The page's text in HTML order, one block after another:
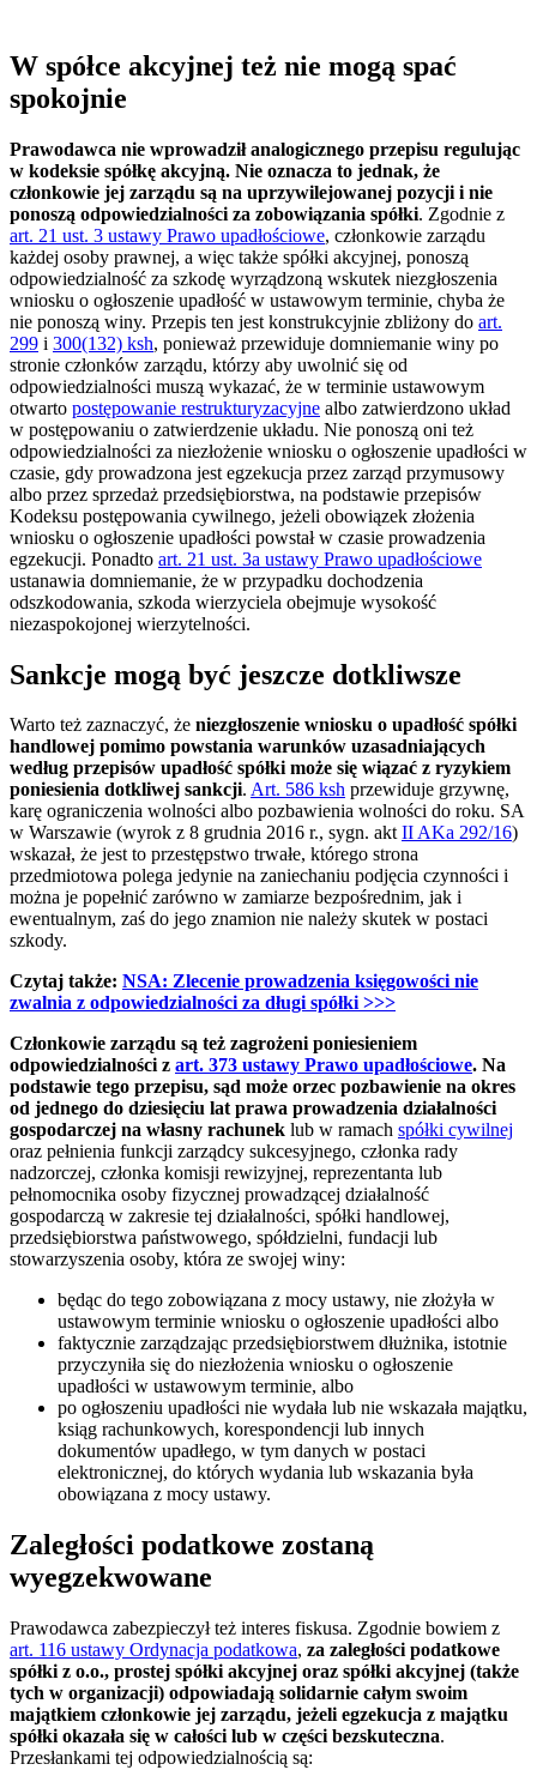
W spółce akcyjnej też nie mogą spać
spokojnie
Prawodawca nie wprowadził analogicznego przepisu regulując
w kodeksie spółkę akcyjną. Nie oznacza to jednak, że
członkowie jej zarządu są na uprzywilejowanej pozycji i nie
ponoszą odpowiedzialności za zobowiązania spółki. Zgodnie z
art. 21 ust. 3 ustawy Prawo upadłościowe, członkowie zarządu
każdej osoby prawnej, a więc także spółki akcyjnej, ponoszą
odpowiedzialność za szkodę wyrządzoną wskutek niezgłoszenia
wniosku o ogłoszenie upadłość w ustawowym terminie, chyba że
nie ponoszą winy. Przepis ten jest konstrukcyjnie zbliżony do art.
299 i 300(132) ksh, ponieważ przewiduje domniemanie winy po
stronie członków zarządu, którzy aby uwolnić się od
odpowiedzialności muszą wykazać, że w terminie ustawowym
otwarto postępowanie restrukturyzacyjne albo zatwierdzono układ
w postępowaniu o zatwierdzenie układu. Nie ponoszą oni też
odpowiedzialności za niezłożenie wniosku o ogłoszenie upadłości w
czasie, gdy prowadzona jest egzekucja przez zarząd przymusowy
albo przez sprzedaż przedsiębiorstwa, na podstawie przepisów
Kodeksu postępowania cywilnego, jeżeli obowiązek złożenia
wniosku o ogłoszenie upadłości powstał w czasie prowadzenia
egzekucji. Ponadto art. 21 ust. 3a ustawy Prawo upadłościowe
ustanawia domniemanie, że w przypadku dochodzenia
odszkodowania, szkoda wierzyciela obejmuje wysokość
niezaspokojonej wierzytelności.
Sankcje mogą być jeszcze dotkliwsze
Warto też zaznaczyć, że niezgłoszenie wniosku o upadłość spółki
handlowej pomimo powstania warunków uzasadniających
według przepisów upadłość spółki może się wiązać z ryzykiem
poniesienia dotkliwej sankcji. Art. 586 ksh przewiduje grzywnę,
karę ograniczenia wolności albo pozbawienia wolności do roku. SA
w Warszawie (wyrok z 8 grudnia 2016 r., sygn. aktII AKa 292/16)
wskazał, że jest to przestępstwo trwałe, którego strona
przedmiotowa polega jedynie na zaniechaniu podjęcia czynności i
można je popełnić zarówno w zamiarze bezpośrednim, jak i
ewentualnym, zaś do jego znamion nie należy skutek w postaci
szkody.
Czytaj także: NSA: Zlecenie prowadzenia księgowości nie
zwalnia z odpowiedzialności za długi spółki >>>
Członkowie zarządu są też zagrożeni poniesieniem
odpowiedzialności z art. 373 ustawy Prawo upadłościowe. Na
podstawie tego przepisu, sąd może orzec pozbawienie na okres
od jednego do dziesięciu lat prawa prowadzenia działalności
gospodarczej na własny rachunek lub w ramach spółki cywilnej
oraz pełnienia funkcji zarządcy sukcesyjnego, członka rady
nadzorczej, członka komisji rewizyjnej, reprezentanta lub
pełnomocnika osoby fizycznej prowadzącej działalność
gospodarczą w zakresie tej działalności, spółki handlowej,
przedsiębiorstwa państwowego, spółdzielni, fundacji lub
stowarzyszenia osoby, która ze swojej winy:
będąc do tego zobowiązana z mocy ustawy, nie złożyła w
ustawowym terminie wniosku o ogłoszenie upadłości albo
faktycznie zarządzając przedsiębiorstwem dłużnika, istotnie
przyczyniła się do niezłożenia wniosku o ogłoszenie
upadłości w ustawowym terminie, albo
po ogłoszeniu upadłości nie wydała lub nie wskazała majątku,
ksiąg rachunkowych, korespondencji lub innych
dokumentów upadłego, w tym danych w postaci
elektronicznej, do których wydania lub wskazania była
obowiązana z mocy ustawy.
Zaległości podatkowe zostaną
wyegzekwowane
Prawodawca zabezpieczył też interes fiskusa. Zgodnie bowiem z
art. 116 ustawy Ordynacja podatkowa, za zaległości podatkowe
spółki z o.o., prostej spółki akcyjnej oraz spółki akcyjnej (także
tych w organizacji) odpowiadają solidarnie całym swoim
majątkiem członkowie jej zarządu, jeżeli egzekucja z majątku
spółki okazała się w całości lub w części bezskuteczna.
Przesłankami tej odpowiedzialnością są: